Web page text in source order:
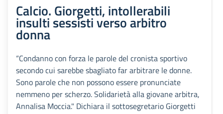
Calcio. Giorgetti, intollerabili
insulti sessisti verso arbitro
donna
“Condanno con forza le parole del cronista sportivo
secondo cui sarebbe sbagliato far arbitrare le donne.
Sono parole che non possono essere pronunciate
nemmeno per scherzo. Solidarietà alla giovane arbitra,
Annalisa Moccia." Dichiara il sottosegretario Giorgetti